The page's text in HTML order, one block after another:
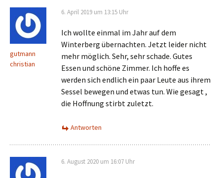
gutmann
christian
6. April 2019 um 13:15 Uhr
Ich wollte einmal im Jahr auf dem
Winterberg übernachten. Jetzt leider nicht
mehr möglich. Sehr, sehr schade. Gutes
Essen und schöne Zimmer. Ich hoffe es
werden sich endlich ein paar Leute aus ihrem
Sessel bewegen und etwas tun. Wie gesagt ,
die Hoffnung stirbt zuletzt.
Antworten
6. August 2020 um 16:07 Uhr